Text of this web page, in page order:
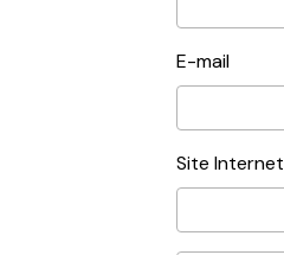
E-mail
Site Internet